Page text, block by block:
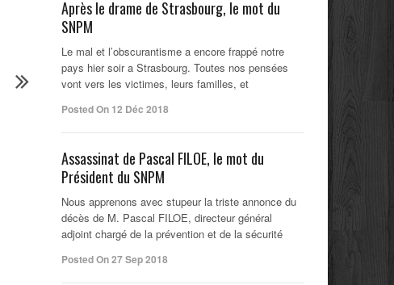
Après le drame de Strasbourg, le mot du
SNPM
Le mal et l’obscurantisme a encore frappé notre
pays hier soir a Strasbourg. Toutes nos pensées
vont vers les victimes, leurs familles, et
Posted On 12 Déc 2018
Assassinat de Pascal FILOE, le mot du
Président du SNPM
Nous apprenons avec stupeur la triste annonce du
décès de M. Pascal FILOE, directeur général
adjoint chargé de la prévention et de la sécurité
Posted On 27 Sep 2018